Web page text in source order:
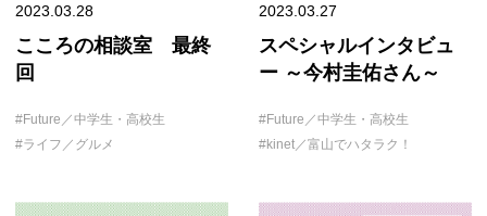
2023.03.28
こころの相談室 最終
回
Future／中学生・高校生
ライフ／グルメ
2023.03.27
スペシャルインタビュ
ー ～今村圭佑さん～
Future／中学生・高校生
kinet／富山でハタラク！